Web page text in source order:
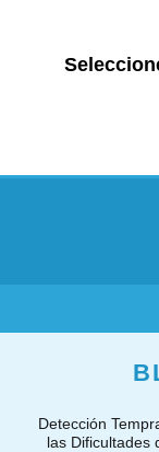
Detección
las Dificultades